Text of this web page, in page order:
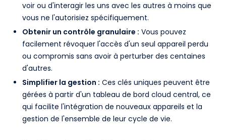
voir ou d'interagir les uns avec les autres à moins que
vous ne l'autorisiez spécifiquement.
Obtenir un contrôle granulaire : Vous pouvez
facilement révoquer l'accès d'un seul appareil perdu
ou compromis sans avoir à perturber des centaines
d'autres.
Simplifier la gestion : Ces clés uniques peuvent être
gérées à partir d'un tableau de bord cloud central, ce
qui facilite l'intégration de nouveaux appareils et la
gestion de l'ensemble de leur cycle de vie.